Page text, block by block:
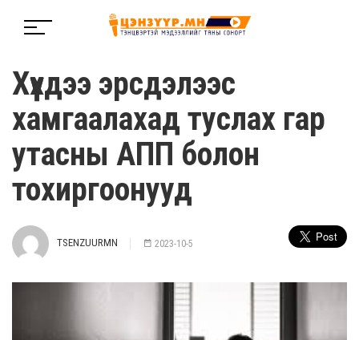
Хүүхдээ эрсдэлээс
хамгаалахад туслах гар
утасны АПП болон
тохиргоонууд
TSENZUURMN 2023-10-5